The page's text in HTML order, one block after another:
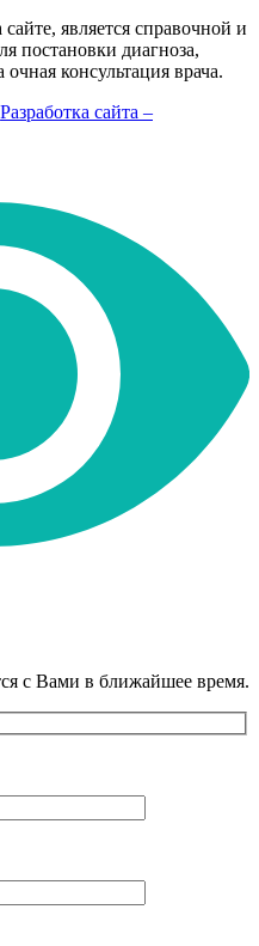
является справочной и
постановки диагноза,
консультация врача.
Разработка сайта –
с Вами в ближайшее время.